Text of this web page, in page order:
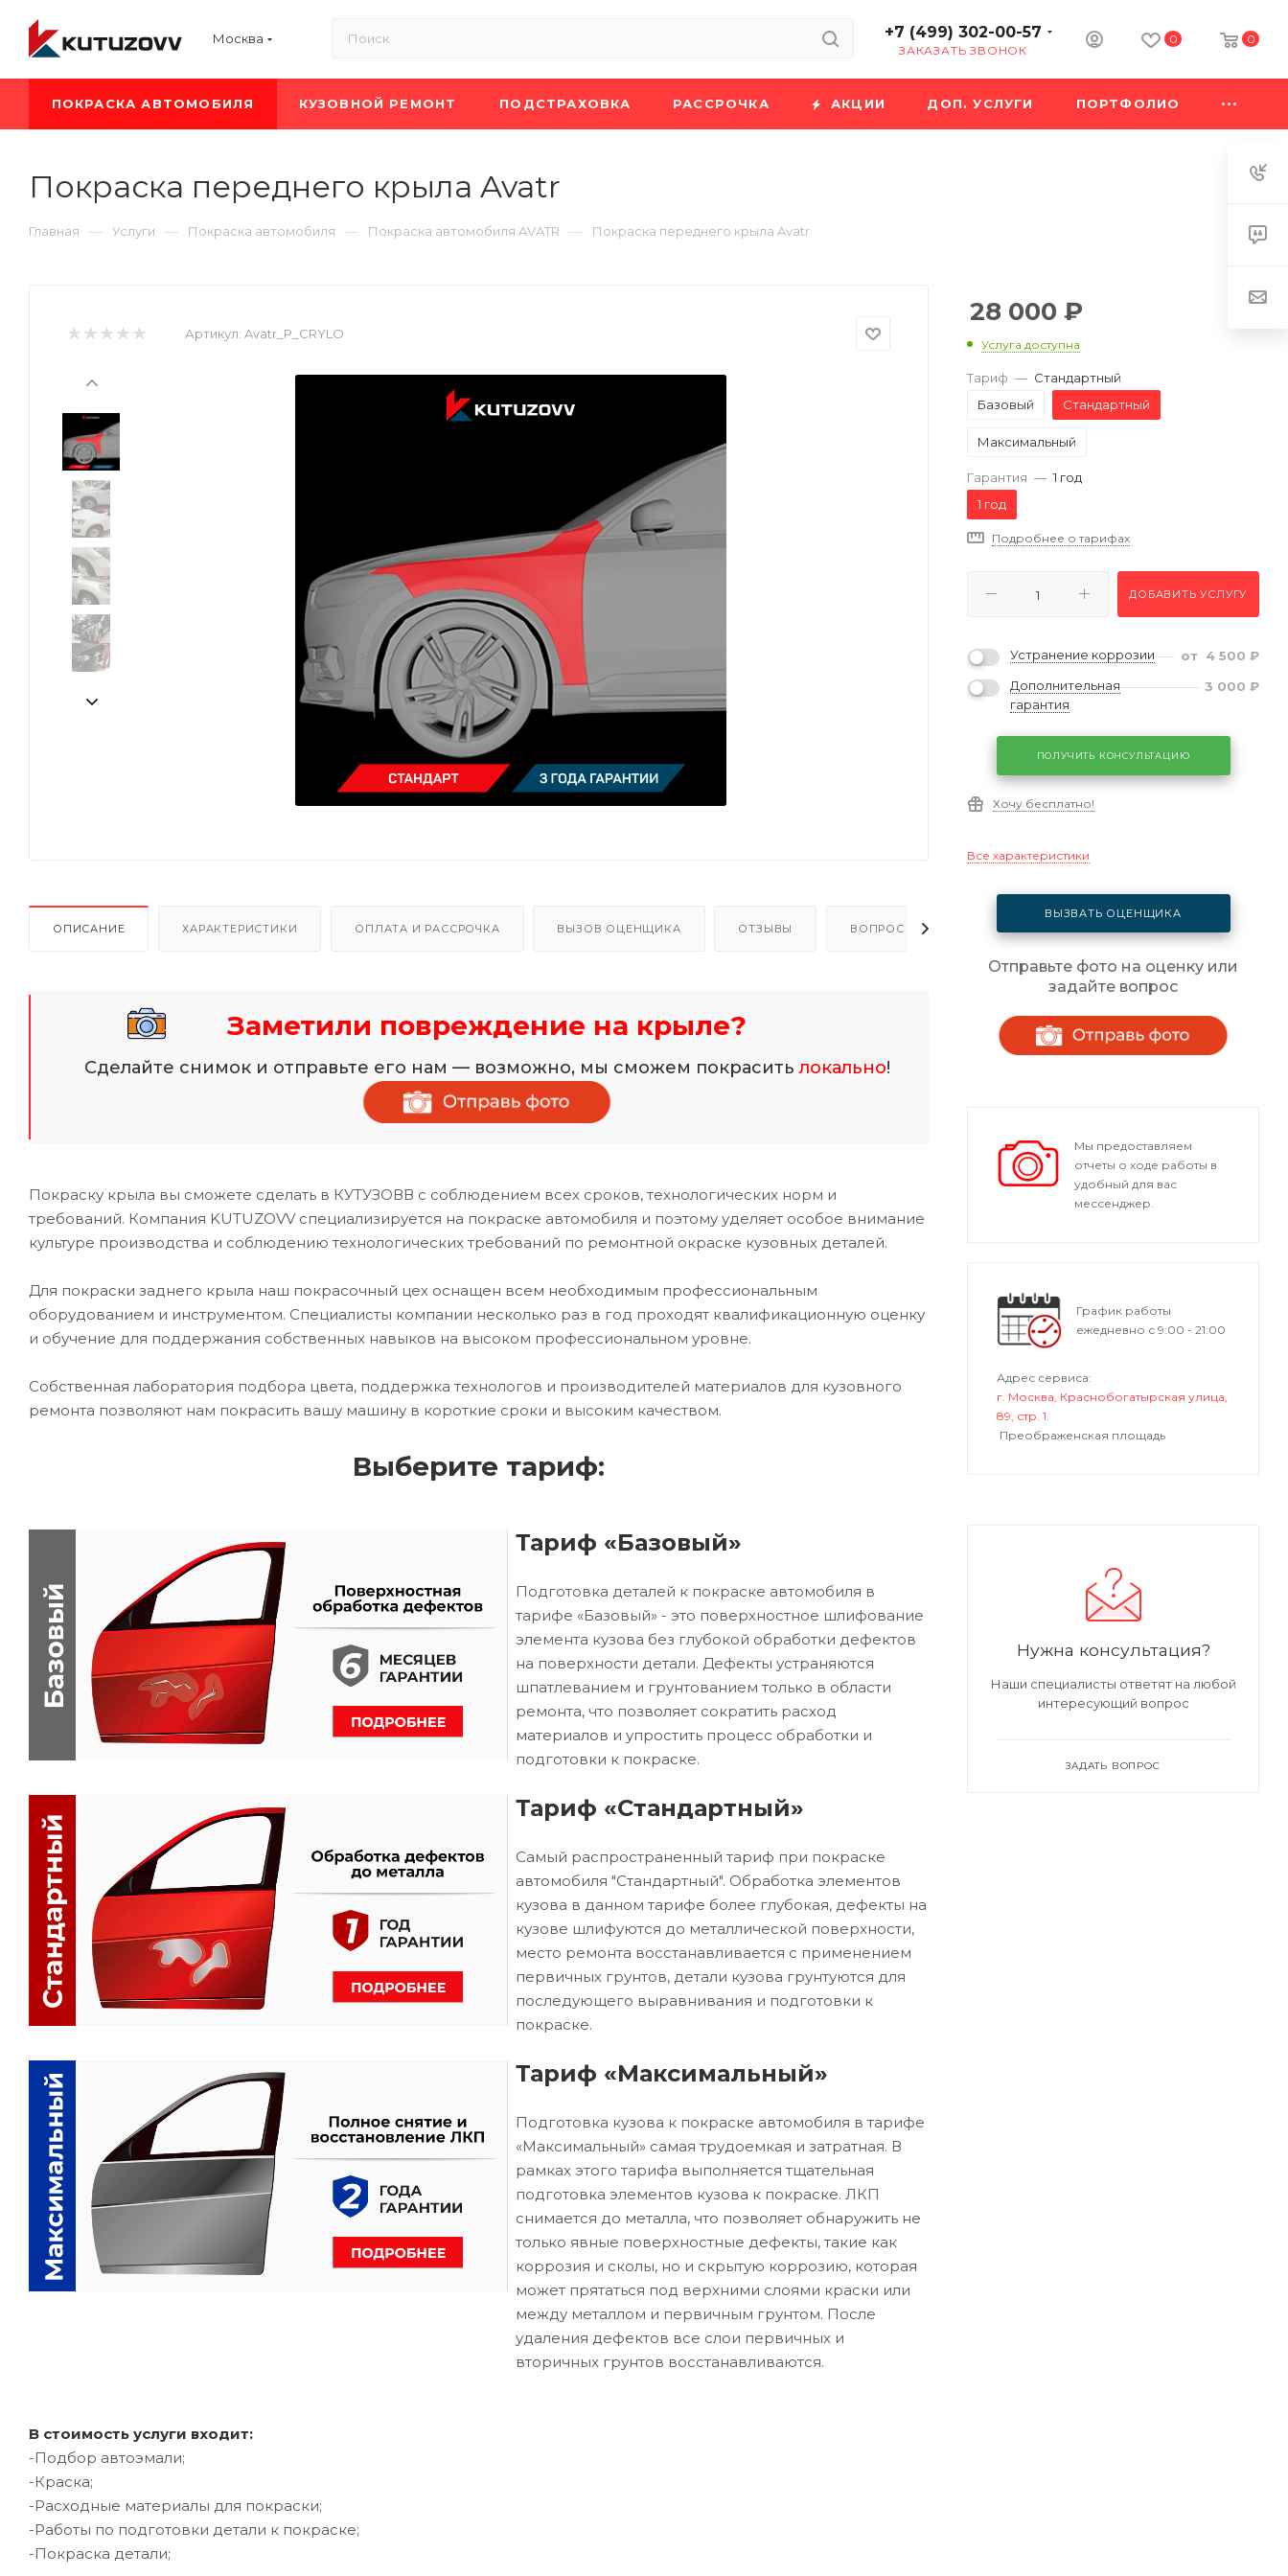
Москва +7 (499) 302-00-57
ЗАКАЗАТЬ ЗВОНОК
0 0
ПОКРАСКА АВТОМОБИЛЯ КУЗОВНОЙ РЕМОНТ ПОДСТРАХОВКА РАССРОЧКА АКЦИИ ДОП. УСЛУГИ ПОРТФОЛИО
Покраска переднего крыла Avatr
Главная — Услуги — Покраска автомобиля — Покраска автомобиля AVATR — Покраска переднего крыла Avatr
Артикул: Avatr_P_CRYLO
ОПИСАНИЕ ХАРАКТЕРИСТИКИ ОПЛАТА И РАССРОЧКА ВЫЗОВ ОЦЕНЩИКА ОТЗЫВЫ ВОПРОСЫ - ОТВЕТЫ
Заметили повреждение на крыле?
Сделайте снимок и отправьте его нам — возможно, мы сможем покраситьлокально!
Покраску крыла вы сможете сделать в КУТУЗОВВ с соблюдением всех сроков, технологических норм и
требований. Компания KUTUZOVV специализируется на покраске автомобиля и поэтому уделяет особое внимание
культуре производства и соблюдению технологических требований по ремонтной окраске кузовных деталей.
Для покраски заднего крыла наш покрасочный цех оснащен всем необходимым профессиональным
оборудованием и инструментом. Специалисты компании несколько раз в год проходят квалификационную оценку
и обучение для поддержания собственных навыков на высоком профессиональном уровне.
Собственная лаборатория подбора цвета, поддержка технологов и производителей материалов для кузовного
ремонта позволяют нам покрасить вашу машину в короткие сроки и высоким качеством.
Выберите тариф:
Тариф «Базовый»
Подготовка деталей к покраске автомобиля в
тарифе «Базовый» - это поверхностное шлифование
элемента кузова без глубокой обработки дефектов
на поверхности детали. Дефекты устраняются
шпатлеванием и грунтованием только в области
ремонта, что позволяет сократить расход
материалов и упростить процесс обработки и
подготовки к покраске.
Тариф «Стандартный»
Самый распространенный тариф при покраске
автомобиля "Стандартный". Обработка элементов
кузова в данном тарифе более глубокая, дефекты на
кузове шлифуются до металлической поверхности,
место ремонта восстанавливается с применением
первичных грунтов, детали кузова грунтуются для
последующего выравнивания и подготовки к
покраске.
Тариф «Максимальный»
Подготовка кузова к покраске автомобиля в тарифе
«Максимальный» самая трудоемкая и затратная. В
рамках этого тарифа выполняется тщательная
подготовка элементов кузова к покраске. ЛКП
снимается до металла, что позволяет обнаружить не
только явные поверхностные дефекты, такие как
коррозия и сколы, но и скрытую коррозию, которая
может прятаться под верхними слоями краски или
между металлом и первичным грунтом. После
удаления дефектов все слои первичных и
вторичных грунтов восстанавливаются.
В стоимость услуги входит:
-Подбор автоэмали;
-Краска;
-Расходные материалы для покраски;
-Работы по подготовки детали к покраске;
-Покраска детали;
28 000 ₽
Услуга доступна
Тариф — Стандартный
Базовый
Стандартный
Максимальный
Гарантия — 1 год
1 год
Подробнее о тарифах
ДОБАВИТЬ УСЛУГУ
Устранение коррозии от 4 500 ₽
Дополнительная
гарантия
3 000 ₽
ПОЛУЧИТЬ КОНСУЛЬТАЦИЮ
Хочу бесплатно!
Все характеристики
ВЫЗВАТЬ ОЦЕНЩИКА
Отправьте фото на оценку или
задайте вопрос
Мы предоставляем
отчеты о ходе работы в
удобный для вас
мессенджер.
График работы
ежедневно с 9:00 - 21:00
Адрес сервиса:
г. Москва, Краснобогатырская улица,
89, стр. 1.
Преображенская площадь
Нужна консультация?
Наши специалисты ответят на любой
интересующий вопрос
ЗАДАТЬ ВОПРОС